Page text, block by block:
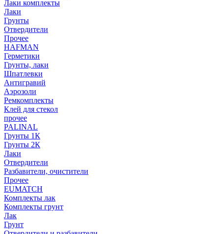
Лаки комплекты
Лаки
Грунты
Отвердители
Прочее
HAFMAN
Герметики
Грунты, лаки
Шпатлевки
Антигравий
Аэрозоли
Ремкомплекты
Клей для стекол
прочее
PALINAL
Грунты 1К
Грунты 2К
Лаки
Отвердители
Разбавители, очистители
Прочее
EUMATCH
Комплекты лак
Комплекты грунт
Лак
Грунт